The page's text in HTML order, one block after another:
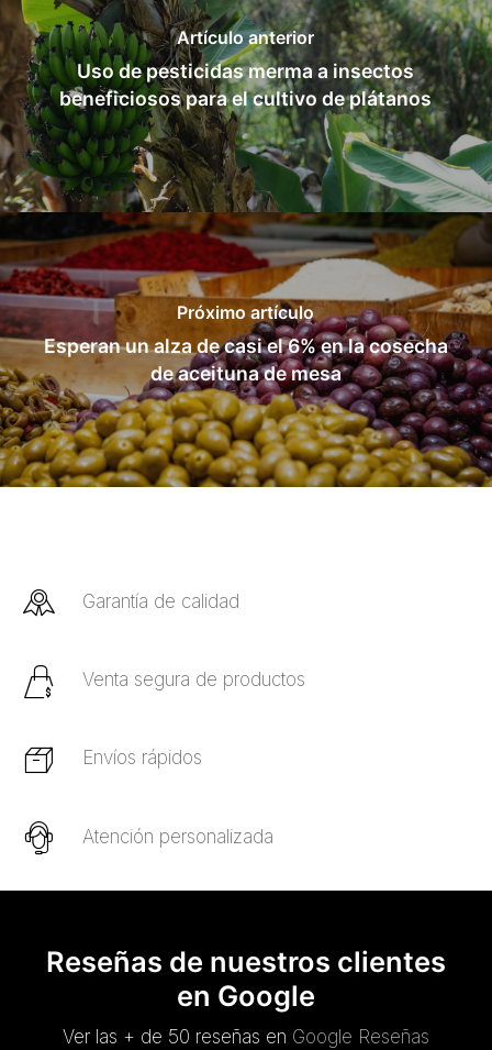
Artículo anterior
Uso de pesticidas merma a insectos
beneficiosos para el cultivo de plátanos
Próximo artículo
Esperan un alza de casi el 6% en la cosecha
de aceituna de mesa
Garantía de calidad
Venta segura de productos
Envíos rápidos
Atención personalizada
Reseñas de nuestros clientes
en Google
Ver las + de 50 reseñas en Google Reseñas